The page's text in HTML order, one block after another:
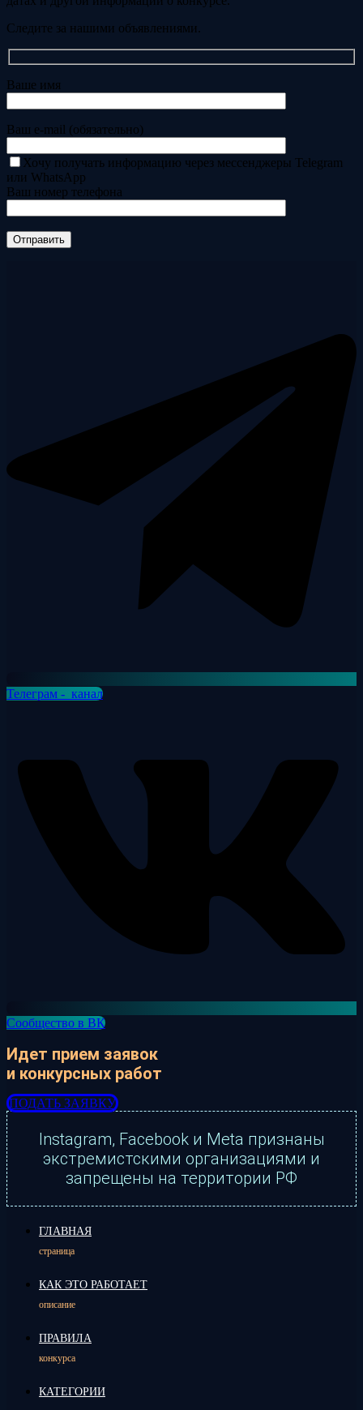
Следите за нашими объявлениями.
Ваше имя
Ваш e-mail (обязательно)
Хочу получать информацию через мессенджеры Telegram
или WhatsApp
Ваш номер телефона
Телеграм - канал
Сообщество в ВК
Идет прием заявок
и конкурсных работ
ПОДАТЬ ЗАЯВКУ
Instagram, Facebook и Meta признаны
экстремистскими организациями и
запрещены на территории РФ
ГЛАВНАЯ
страница
КАК ЭТО РАБОТАЕТ
описание
ПРАВИЛА
конкурса
КАТЕГОРИИ